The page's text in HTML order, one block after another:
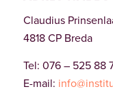
Claudius
4818 CP Breda
Tel: 076 – 525 88
E-mail: